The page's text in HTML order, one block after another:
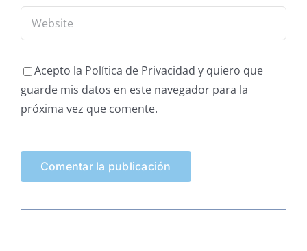
Acepto la Política de Privacidad y quiero que
guarde mis datos en este navegador para la
próxima vez que comente.